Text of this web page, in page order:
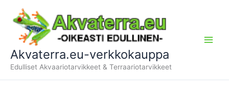
sisältöön
Akvaterra.eu-verkkokauppa
Edulliset Akvaariotarvikkeet & Terraariotarvikkeet